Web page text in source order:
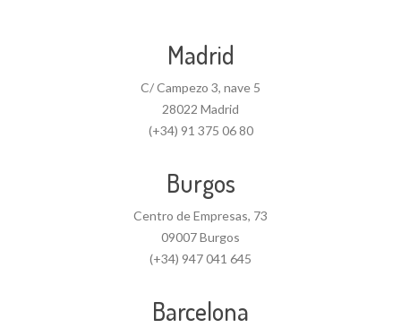
Madrid
C/ Campezo 3, nave 5
28022 Madrid
(+34) 91 375 06 80
Burgos
Centro de Empresas, 73
09007 Burgos
(+34) 947 041 645
Barcelona